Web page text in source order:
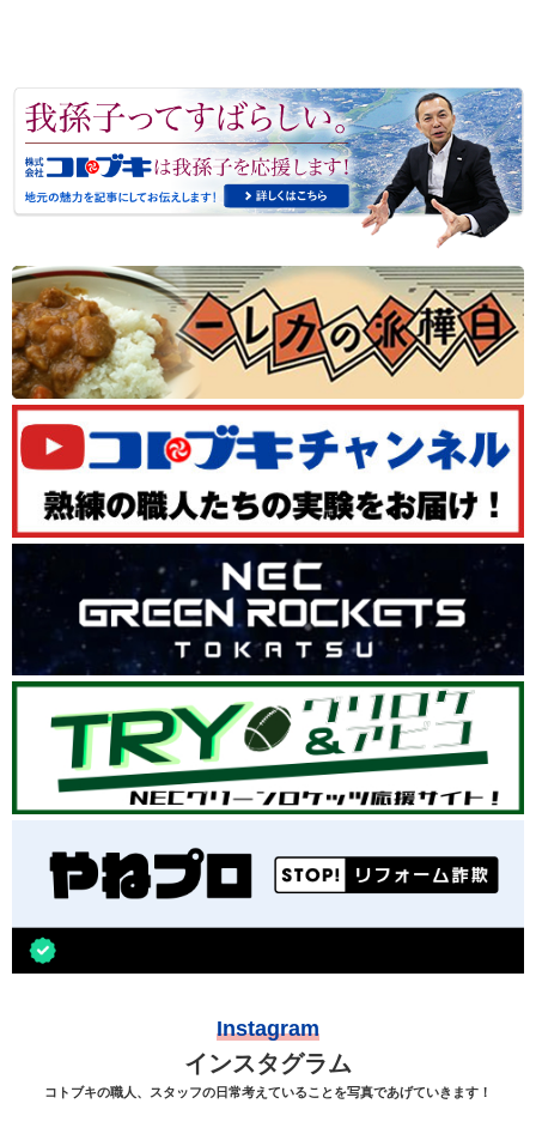
Instagram
インスタグラム
コトブキの職人、スタッフの日常考えていることを写真であげていきます！